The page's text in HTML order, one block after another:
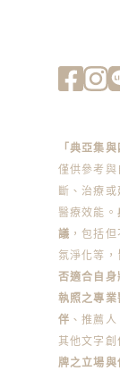
「典亞集與
僅供參考
斷、治療
醫療效能。
議 ，包括
氛淨化等，
否適合自
執照之專業
伴 、推薦
其他文字創
牌之立場與